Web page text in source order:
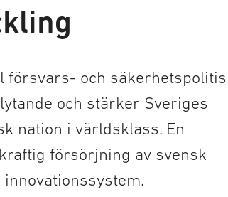
försvars- och
och stärker Sveriges
nation i världsklass. En
försörjning av svensk